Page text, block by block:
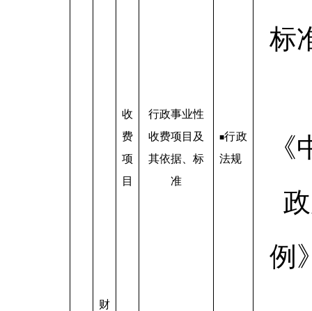
财
收
费
项
目
行政事业性
收费项目及
其依据、标
准
■行政
法规
标
例